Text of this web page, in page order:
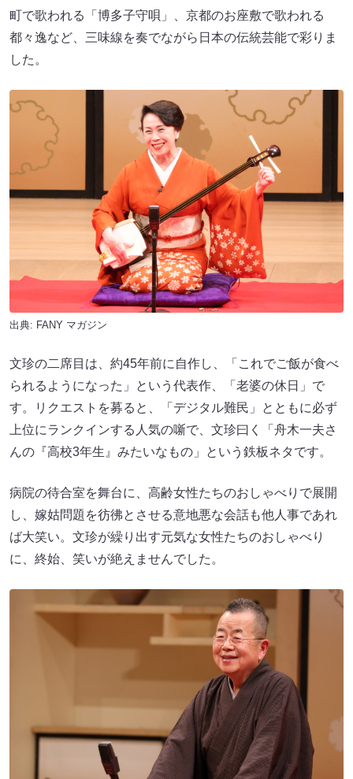
町で歌われる「博多子守唄」、京都のお座敷で歌われる
都々逸など、三味線を奏でながら日本の伝統芸能で彩りま
した。
出典: FANY マガジン
文珍の二席目は、約45年前に自作し、「これでご飯が食べ
られるようになった」という代表作、「老婆の休日」で
す。リクエストを募ると、「デジタル難民」とともに必ず
上位にランクインする人気の噺で、文珍曰く「舟木一夫さ
んの『高校3年生』みたいなもの」という鉄板ネタです。
病院の待合室を舞台に、高齢女性たちのおしゃべりで展開
し、嫁姑問題を彷彿とさせる意地悪な会話も他人事であれ
ば大笑い。文珍が繰り出す元気な女性たちのおしゃべり
に、終始、笑いが絶えませんでした。